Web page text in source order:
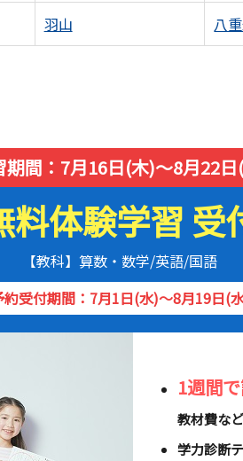
羽山 八
期間：7月16日(木)～8月22日
料体験学習 受
【教科】算数・数学/英語/国語
約受付期間：7月1日(水)～8月19日(
1週間
教材費など
学力診断